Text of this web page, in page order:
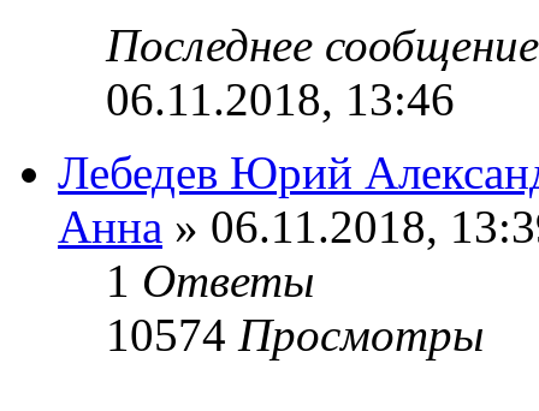
Последнее
06.11.2018, 13:46
Лебедев Юрий
Анна » 06.11.2018,
1 Ответы
10574 Просмотры